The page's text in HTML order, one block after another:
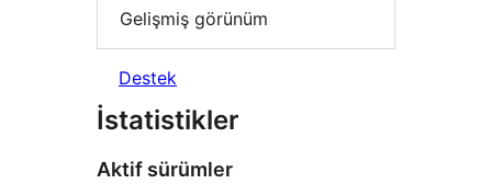
Gelişmiş görünüm
Destek
İstatistikler
Aktif sürümler